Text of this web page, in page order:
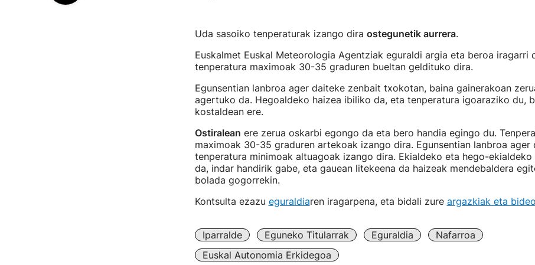
Uda sasoiko tenperaturak izango dira ostegunetik aurrera.
Euskalmet Euskal Meteorologia Agentziak eguraldi argia eta beroa iragarri
tenperatura maximoak 30-35 graduren bueltan geldituko dira.
Egunsentian lanbroa ager daiteke zenbait txokotan, baina gainerakoan
agertuko da. Hegoaldeko haizea ibiliko da, eta tenperatura igoaraziko du,
kostaldean ere.
Ostiralean ere zerua oskarbi egongo da eta bero handia egingo du.
maximoak 30-35 graduren artekoak izango dira. Egunsentian lanbroa ager
tenperatura minimoak altuagoak izango dira. Ekialdeko eta hego-
da, indar handirik gabe, eta gauean litekeena da haizeak mendebaldera
bolada gogorrekin.
Kontsulta ezazu eguraldiaren iragarpena, eta bidali zure argazkiak eta
Iparralde Eguneko Titularrak Eguraldia
Nafarroa
Euskal Autonomia Erkidegoa